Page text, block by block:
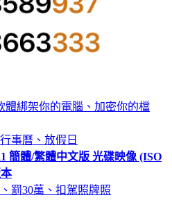
體綁架你的電腦、加密你的檔
事曆、放假日
簡體/繁體中文版 光碟映像 (ISO
罰30萬、扣駕照牌照